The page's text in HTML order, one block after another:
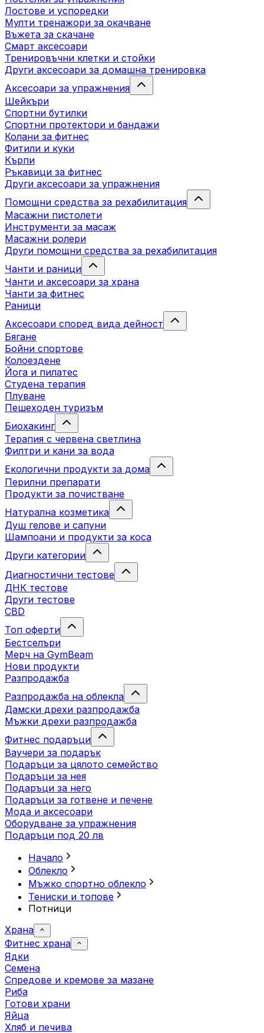
Лостове и успоредки
Мулти тренажори за окачване
Въжета за скачане
Смарт аксесоари
Тренировъчни клетки и стойки
Други аксесоари за домашна тренировка
Аксесоари за упражнения
Шейкъри
Спортни бутилки
Спортни протектори и бандажи
Колани за фитнес
Фитили и куки
Кърпи
Ръкавици за фитнес
Други аксесоари за упражнения
Помощни средства за рехабилитация
Масажни пистолети
Инструменти за масаж
Масажни ролери
Други помощни средства за рехабилитация
Чанти и раници
Чанти и аксесоари за храна
Чанти за фитнес
Раници
Аксесоари според вида дейност
Бягане
Бойни спортове
Колоездене
Йога и пилатес
Студена терапия
Плуване
Пешеходен туризъм
Биохакинг
Терапия с червена светлина
Филтри и кани за вода
Екологични продукти за дома
Перилни препарати
Продукти за почистване
Натурална козметика
Душ гелове и сапуни
Шампоани и продукти за коса
Други категории
Диагностични тестове
ДНК тестове
Други тестове
CBD
Топ оферти
Бестселъри
Мерч на GymBeam
Нови продукти
Разпродажба
Разпродажба на облекла
Дамски дрехи разпродажба
Мъжки дрехи разпродажба
Фитнес подаръци
Ваучери за подарък
Подаръци за цялото семейство
Подаръци за нея
Подаръци за него
Подаръци за готвене и печене
Мода и аксесоари
Оборудване за упражнения
Подаръци под 20 лв
Начало
Облекло
Мъжко спортно облекло
Тениски и топове
Потници
Храна
Фитнес храна
Ядки
Семена
Спредове и кремове за мазане
Риба
Готови храни
Яйца
Хляб и печива